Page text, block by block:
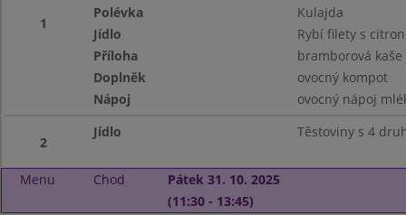
1
Polévka
Kulajda
Jídlo
Rybí filety s
Příloha
bramborová kaše
Doplněk
ovocný kompot
Nápoj
ovocný nápoj
2
Jídlo Těstoviny s 4
Menu Chod
Pátek 31. 10. 2025
(11:30 - 13:45)